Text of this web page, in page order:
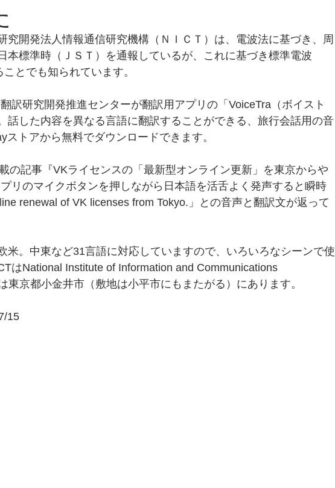
究開発法人情報通信研究機構（ＮＩＣＴ）は、電波法に基づき、周
本標準時（ＪＳＴ）を通報しているが、これに基づき標準電波
ことでも知られています。
訳研究開発推進センターが翻訳用アプリの「VoiceTra（ボイスト
話した内容を異なる言語に翻訳することができる、旅行会話用の音
ストアから無料でダウンロードできます。
の記事『VKライセンスの「最新型オンライン更新」を東京からや
リのマイクボタンを押しながら日本語を活舌よく発声すると瞬時
renewal of VK licenses from Tokyo.」との音声と翻訳文が返って
米。中東など31言語に対応していますので、いろいろなシーンで使
はNational Institute of Information and Communications
東京都小金井市（敷地は小平市にもまたがる）にあります。
15